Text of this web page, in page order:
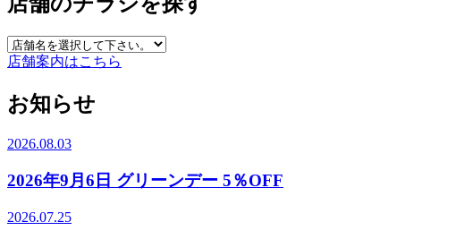
店舗案内はこちら
お知らせ
2026.08.03
2026年9月6日 グリーンデー 5％OFF
2026.07.25